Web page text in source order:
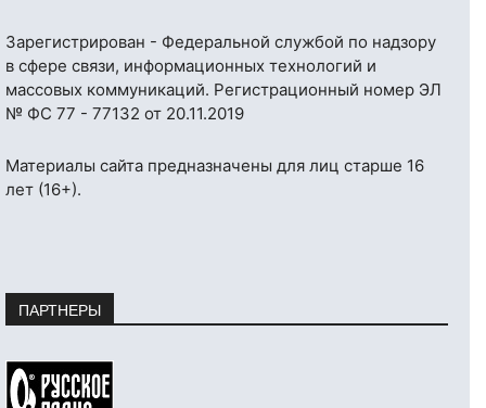
Зарегистрирован - Федеральной службой по надзору
в сфере связи, информационных технологий и
массовых коммуникаций. Регистрационный номер ЭЛ
№ ФС 77 - 77132 от 20.11.2019
Материалы сайта предназначены для лиц старше 16
лет (16+).
ПАРТНЕРЫ